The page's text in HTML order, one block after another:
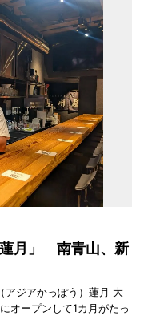
蓮月」 南青山、新
アジアかっぽう）蓮月 大
オープンして1カ月がたっ